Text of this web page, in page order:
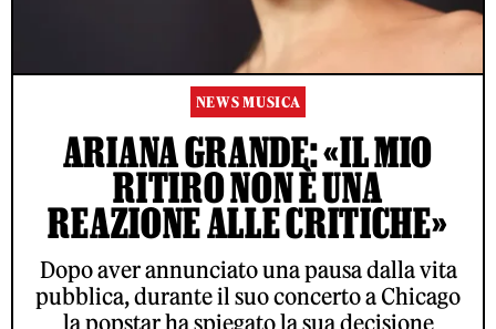
NEWS MUSICA
ARIANA GRANDE: «IL MIO
RITIRO NON È UNA
REAZIONE ALLE CRITICHE»
Dopo aver annunciato una pausa dalla vita
pubblica, durante il suo concerto a Chicago
la popstar ha spiegato la sua decisione